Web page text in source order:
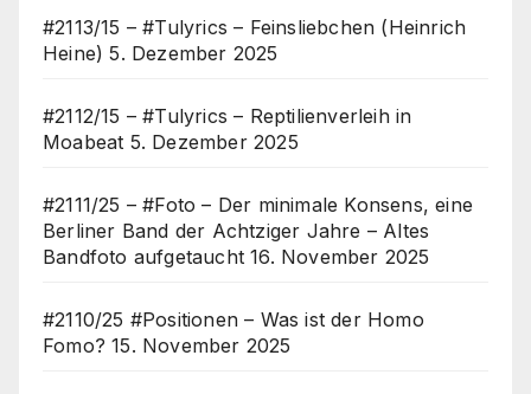
#2113/15 – #Tulyrics – Feinsliebchen (Heinrich
Heine) 5. Dezember 2025
#2112/15 – #Tulyrics – Reptilienverleih in
Moabeat 5. Dezember 2025
#2111/25 – #Foto – Der minimale Konsens, eine
Berliner Band der Achtziger Jahre – Altes
Bandfoto aufgetaucht 16. November 2025
#2110/25 #Positionen – Was ist der Homo
Fomo? 15. November 2025